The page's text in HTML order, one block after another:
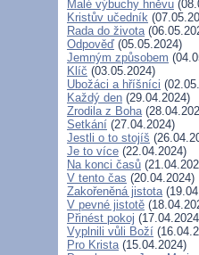
Malé výbuchy hněvu
Kristův učedník
Rada do života
Odpověď (05.05.2024)
Jemným způsobem
Klíč (03.05.2024)
Ubožáci a hříšníci
Každý den (29.04.2024)
Zrodila z Boha
Setkání (27.04.2024)
Jestli o to stojíš
Je to více (22.04.2024)
Na konci časů
V tento čas (20.04.2024)
Zakořeněná jistota
V pevné jistotě
Přinést pokoj
Vyplnili vůli Boží
Pro Krista(15.04.2024)